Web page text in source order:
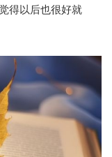
得以后也很好就